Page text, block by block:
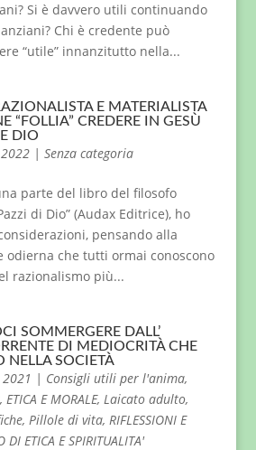
Si è davvero utili continuando
Chi è credente può
“utile” innanzitutto nella...
E MATERIALISTA
“FOLLIA” CREDERE IN GESÙ
DIO
| Senza categoria
parte del libro del filosofo
di Dio” (Audax Editrice), ho
pensando alla
odierna che tutti ormai conoscono
razionalismo più...
SOMMERGERE DALL’
DI MEDIOCRITÀ CHE
NELLA SOCIETÀ
| Consigli utili per l'anima,
, ETICA E MORALE, Laicato adulto,
, Pillole di vita, RIFLESSIONI E
DI ETICA E SPIRITUALITA'